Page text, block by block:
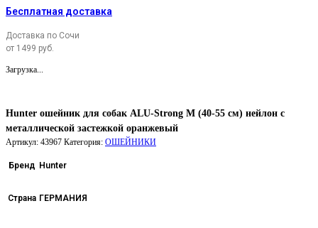
Бесплатная доставка
Доставка по Сочи
от 1499 руб.
Загрузка...
Hunter ошейник для собак ALU-Strong M (40-55 см) нейлон с
металлической застежкой оранжевый
Артикул: 43967 Категория: ОШЕЙНИКИ
Бренд Hunter
Страна ГЕРМАНИЯ